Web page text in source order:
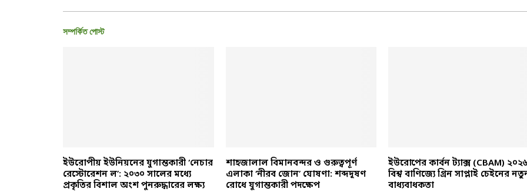
সম্পর্কিত পোস্ট
ইউরোপীয় ইউনিয়নের যুগান্তকারী ‘নেচার
রেস্টোরেশন ল’: ২০৩০ সালের মধ্যে
প্রকৃতির বিশাল অংশ পুনরুদ্ধারের লক্ষ্য
শাহজালাল বিমানবন্দর ও গুরুত্বপূর্ণ
এলাকা ‘নীরব জোন’ ঘোষণা: শব্দদূষণ
রোধে যুগান্তকারী পদক্ষেপ
ইউরোপের কার্বন ট্যাক্স (CBAM)
বিশ্ব বাণিজ্যে গ্রিন সাপ্লাই চেইনের
বাধ্যবাধকতা